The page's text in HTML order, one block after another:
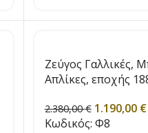
Ζεύγος Γαλλικές,
Απλίκες, εποχής
2.380,00€ 1.190,00 €
Κωδικός: Φ8